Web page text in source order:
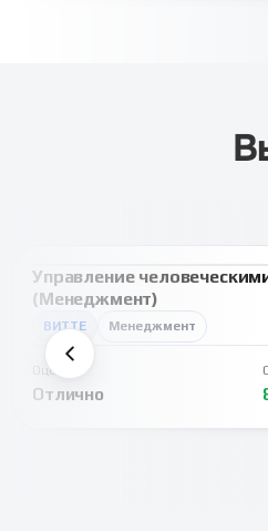
ВКР
Управление
(Менеджмент)
ВИТТЕ Менеджмент
Оценка
Отлично